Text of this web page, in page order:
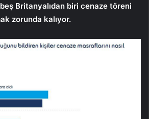
Britanyalıdan biri cenaze töreni
zorunda kalıyor.